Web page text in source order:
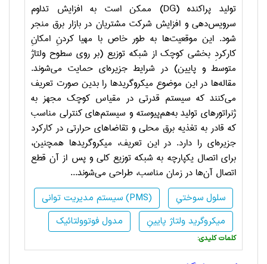
تولید پراکنده (DG) ممکن است به افزایش تداوم
سرویس‌دهی و افزایش شرکت مشتریان در بازار برق منجر
شود. این موقعیت‌ها به طور خاص با مهیا کردنِ امکانِ
کارکردِ بخشی کوچک از شبکه توزیع (بر روی سطوح ولتاژ
متوسط و پایین) در شرایط جزیره‌ای حمایت می‌شوند.
مقاله‌ها در این موضوع میکروگرید‌ها را بدین صورت تعریف
می‌کنند که سیستم قدرتی در مقیاس کوچک مجهز به
ژنراتورهای تولید به‌هم‌پیوسته و سیستم‌های کنترلی مناسب
که قادر به تغذیه برق محلی و تقاضاهای حرارتی در کارکرد
جزیره‌ای را دارد. در این تعریف، میکروگریدها همچنین،
برای اتصال یکپارچه به شبکه توزیع کلی و پس از آن قطع
اتصال آن‌ها در زمان مناسب، طراحی می‌شوند...
سیستم مدیریت توانی (PMS)
سلول سوختیِ
مدول فوتوولتائیک
میکروگرید ولتاژ پایینِ
:کلمات کلیدی